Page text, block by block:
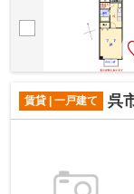
賃貸 | 一戸建て 呉